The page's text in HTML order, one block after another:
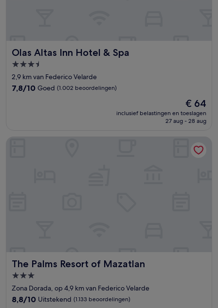
Olas Altas Inn Hotel & Spa
Olas Altas Inn Hotel & Spa
3.5-
sterrenaccommodatie
2,9 km van Federico Velarde
7.8
7,8/10 Goed (1.002 beoordelingen)
De
prijs
is
€ 64
inclusief belastingen en toeslagen
27 aug - 28 aug
The Palms Resort of Mazatlan
The Palms Resort of Mazatlan
3.0-
sterrenaccommodatie
Zona Dorada, op 4,9 km van Federico Velarde
8.8
8,8/10 Uitstekend (1.133 beoordelingen)
The Palms Resort of Mazatlan